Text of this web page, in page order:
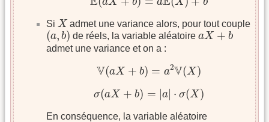
Si X
X admet une variance alors, pour tout couple
(a, b)
(a ,b) de réels, la variable aléatoireaX + b
aX+b
admet une variance et on a :
V(aX + b) = a2V(X )
V (aX b) V(X)
σ(aX + b) = a| ⋅ σ(X )
σ(a X +b a ⋅ X)
En conséquence, la variable aléatoire